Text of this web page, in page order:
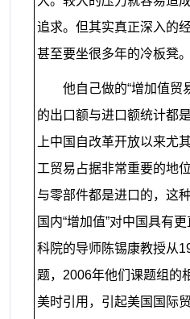
追求。但其实真正深入的
甚至要坐很多年的冷板凳
他自己做的“增加值贸
的出口额与进口额统计都
上中国自改革开放以来尤
工贸易占据非常重要的地
与零部件都是进口的，这
国内“增加值”对中国具有
科院的导师陈锡康教授从
题， 2006年他们课题组的
美时引用，引起美国国际